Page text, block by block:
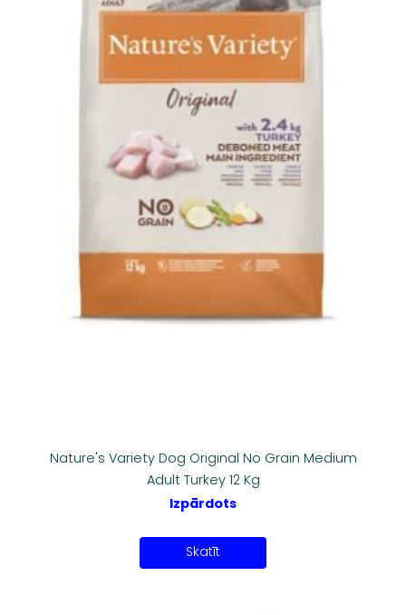
Nature's Variety Dog Original No Grain Medium
Adult Turkey 12 Kg
Izpārdots
Skatīt